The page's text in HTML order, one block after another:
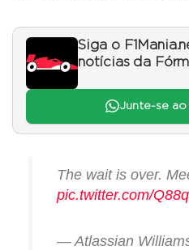
Siga o
notícias da
Junte-se ao
The wait is over.
pic.twitter.com/
— Atlassian